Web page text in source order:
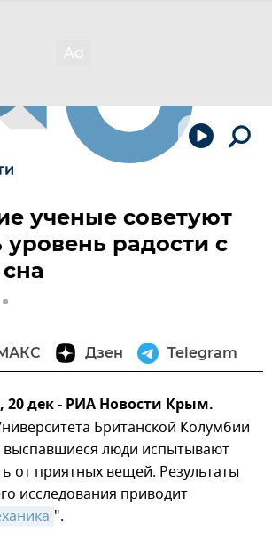
ученые советуют
радости с
Дзен Telegram
дек - РИА Новости Крым.
Британской Колумбии
выспавшиеся люди испытывают
от приятных вещей. Результаты
исследования приводит
".